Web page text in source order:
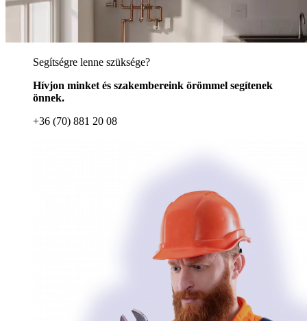
Segítségre lenne szüksége?
Hívjon minket és szakembereink örömmel segítenek
önnek.
+36 (70) 881 20 08